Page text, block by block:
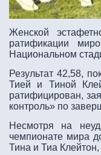
Женской
ратификации
Национальном
Результат 42,58,
Тией и Тиной
ратифицирован,
контроль» по
Несмотря на
чемпионате мира
Тина и Тиа